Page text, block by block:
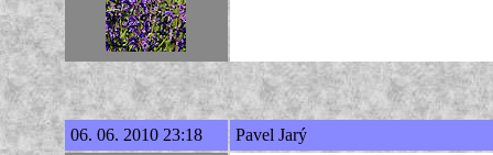
06. 06. 2010 23:18 Pavel Jarý